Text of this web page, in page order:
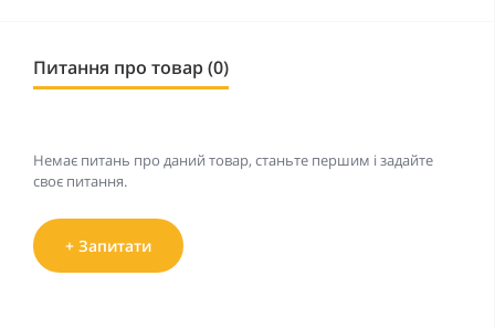
Питання про товар (0)
Немає питань про даний товар, станьте першим і задайте
своє питання.
+ Запитати